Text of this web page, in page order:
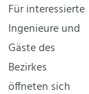
Für interessierte
Ingenieure und
Gäste des
Bezirkes
öffneten sich